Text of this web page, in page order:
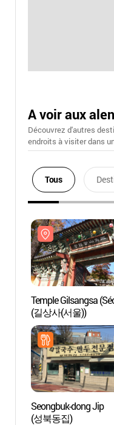
A voir aux
Découvrez d'autres
endroits à visiter dans
Tous
Temple Gilsangsa
(길상사(서울))
Seongbuk-dong Jip
(성북동집)